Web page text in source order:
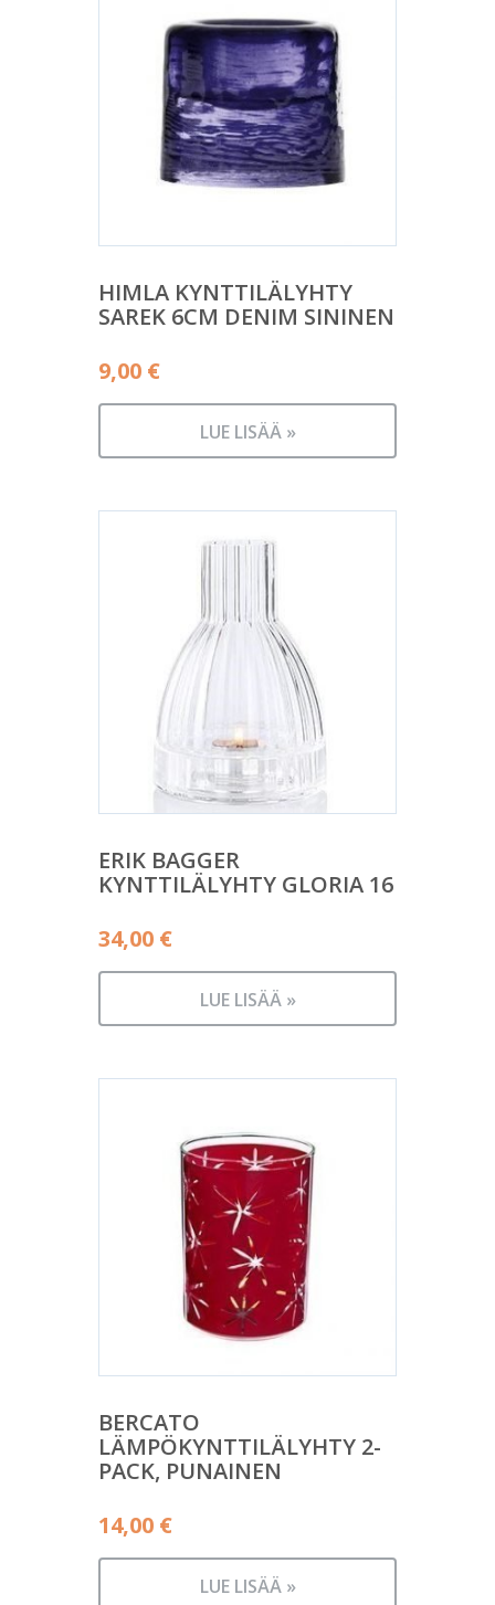
HIMLA KYNTTILÄLYHTY
SAREK 6CM DENIM SININEN
9,00 €
LUE LISÄÄ »
ERIK BAGGER
KYNTTILÄLYHTY GLORIA 16
34,00 €
LUE LISÄÄ »
BERCATO
LÄMPÖKYNTTILÄLYHTY 2-
PACK, PUNAINEN
14,00 €
LUE LISÄÄ »